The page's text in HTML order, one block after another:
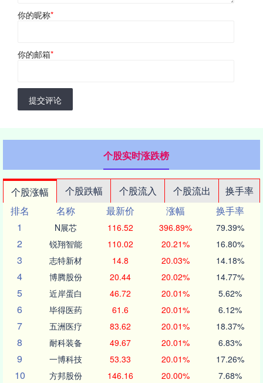
你的昵称*
你的邮箱*
提交评论
个股实时涨跌榜
个股涨幅 个股跌幅 个股流入 个股流出
换手率
排名
名称 最新价 涨幅
换手率
1
N展芯 116.52 396.89% 79.39%
2 锐翔智能 110.02 20.21% 16.80%
3 志特新材 14.8 20.03% 14.18%
4 博腾股份 20.44 20.02% 14.77%
5 近岸蛋白 46.72 20.01% 5.62%
6 毕得医药 61.6 20.01% 6.12%
7 五洲医疗 83.62 20.01% 18.37%
8 耐科装备 49.67 20.01% 6.83%
9 一博科技 53.33 20.01% 17.26%
10 方邦股份 146.16 20.00% 7.68%